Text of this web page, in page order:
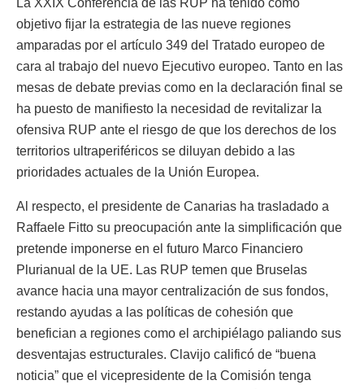
objetivo fijar la estrategia de las nueve regiones
amparadas por el artículo 349 del Tratado europeo de
cara al trabajo del nuevo Ejecutivo europeo. Tanto en las
mesas de debate previas como en la declaración final se
ha puesto de manifiesto la necesidad de revitalizar la
ofensiva RUP ante el riesgo de que los derechos de los
territorios ultraperiféricos se diluyan debido a las
prioridades actuales de la Unión Europea.
Al respecto, el presidente de Canarias ha trasladado a
Raffaele Fitto su preocupación ante la simplificación que
pretende imponerse en el futuro Marco Financiero
Plurianual de la UE. Las RUP temen que Bruselas
avance hacia una mayor centralización de sus fondos,
restando ayudas a las políticas de cohesión que
benefician a regiones como el archipiélago paliando sus
desventajas estructurales. Clavijo calificó de “buena
noticia” que el vicepresidente de la Comisión tenga